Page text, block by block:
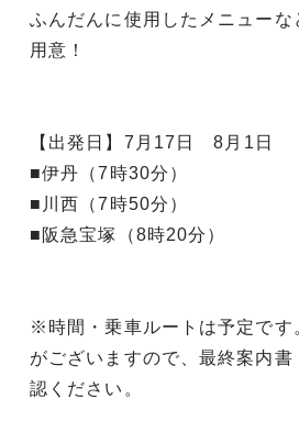
ふんだんに使用したメニュー
用意！
【出発日】7月17日 8月1日
■伊丹（7時30分）
■川西（7時50分）
■阪急宝塚（8時20分）
※時間・乗車ルートは予定です
がございますので、最終案内
認ください。